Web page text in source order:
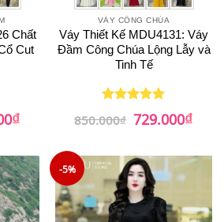
Chất
Cut
₫Giá
hiện
739.000₫.
VÁY CÔNG CHÚA
Váy Thiết Kế MDU4131: Váy
Đầm Công Chúa Lộng Lẫy và
Tinh Tế
Được xếp
hạng
55
850.000₫ Giá
gốc
729.000₫Giá
hiện
-5%